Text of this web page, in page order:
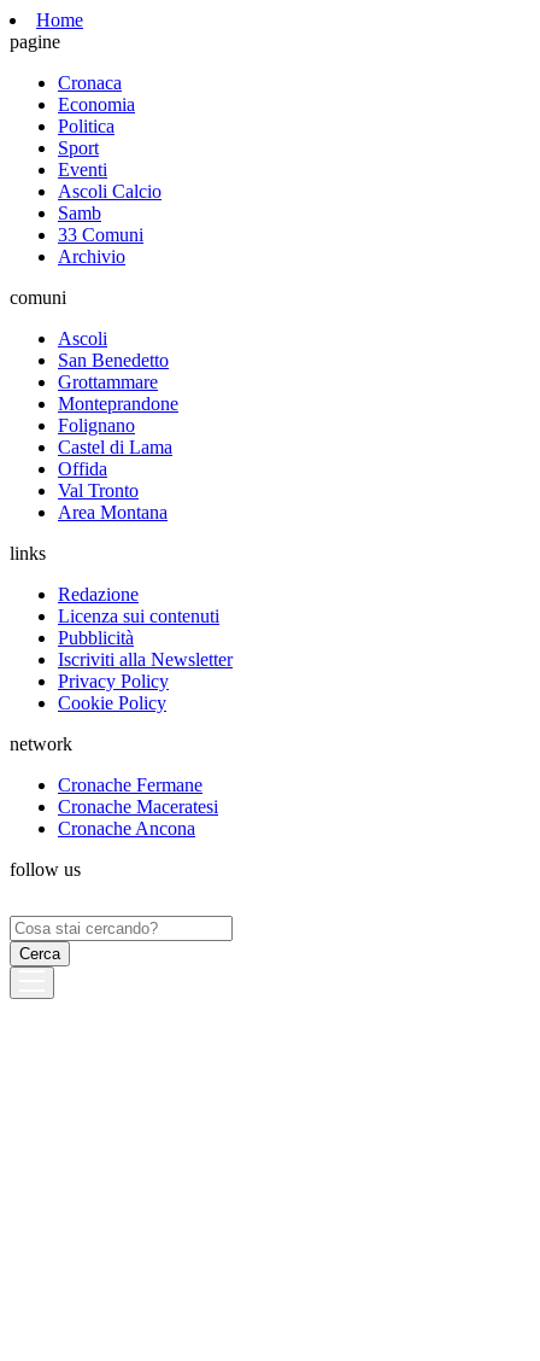
Home
pagine
Cronaca
Economia
Politica
Sport
Eventi
Ascoli Calcio
Samb
33 Comuni
Archivio
comuni
Ascoli
San Benedetto
Grottammare
Monteprandone
Folignano
Castel di Lama
Offida
Val Tronto
Area Montana
links
Redazione
Licenza sui contenuti
Pubblicità
Iscriviti alla Newsletter
Privacy Policy
Cookie Policy
network
Cronache Fermane
Cronache Maceratesi
Cronache Ancona
follow us
Ricerca
per: